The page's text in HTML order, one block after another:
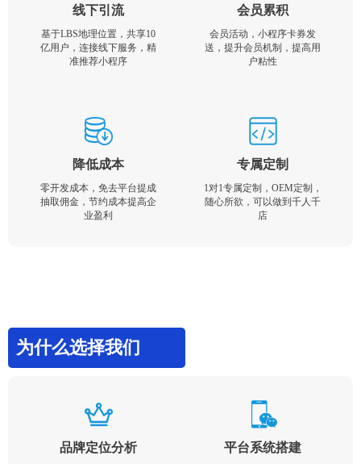
线下引流
基于LBS地理位置，共享10
亿用户，连接线下服务，精
准推荐小程序
会员累积
会员活动，小程序卡券发
送，提升会员机制，提高用
户粘性
降低成本
零开发成本，免去平台提成
抽取佣金，节约成本提高企
业盈利
专属定制
1对1专属定制，OEM定制，
随心所欲，可以做到千人千
店
为什么选择我们
品牌定位分析 平台系统搭建